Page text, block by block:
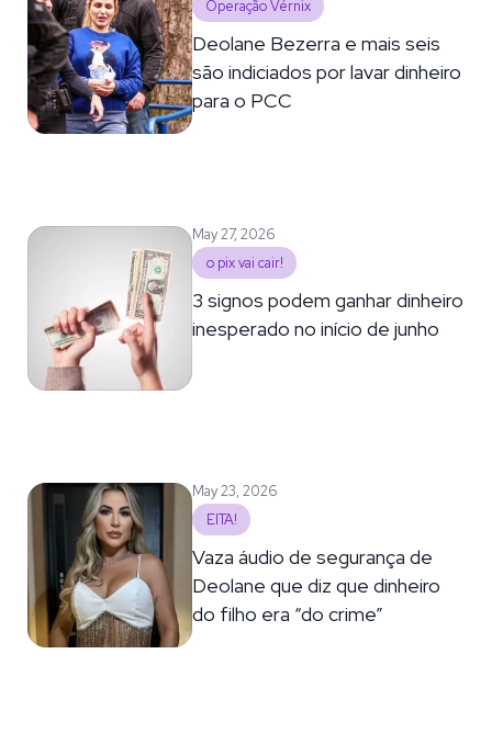
Operação Vérnix
Deolane Bezerra e mais seis
são indiciados por lavar dinheiro
para o PCC
May 27, 2026
o pix vai cair!
3 signos podem ganhar dinheiro
inesperado no início de junho
May 23, 2026
EITA!
Vaza áudio de segurança de
Deolane que diz que dinheiro
do filho era “do crime”